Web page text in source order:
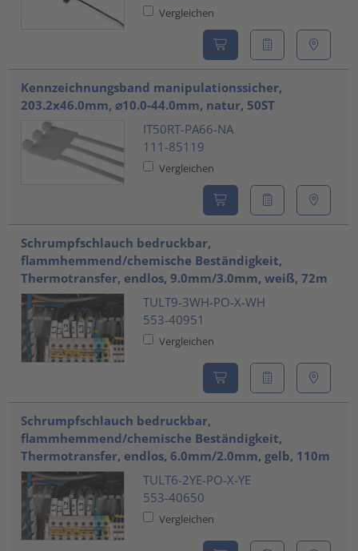
Vergleichen
Kennzeichnungsband manipulationssicher,
203.2x46.0mm, ⌀10.0-44.0mm, natur, 50ST
IT50RT-PA66-NA
111-85119
Vergleichen
Schrumpfschlauch bedruckbar,
flammhemmend/chemische Beständigkeit,
Thermotransfer, endlos, 9.0mm/3.0mm, weiß, 72m
TULT9-3WH-PO-X-WH
553-40951
Vergleichen
Schrumpfschlauch bedruckbar,
flammhemmend/chemische Beständigkeit,
Thermotransfer, endlos, 6.0mm/2.0mm, gelb, 110m
TULT6-2YE-PO-X-YE
553-40650
Vergleichen